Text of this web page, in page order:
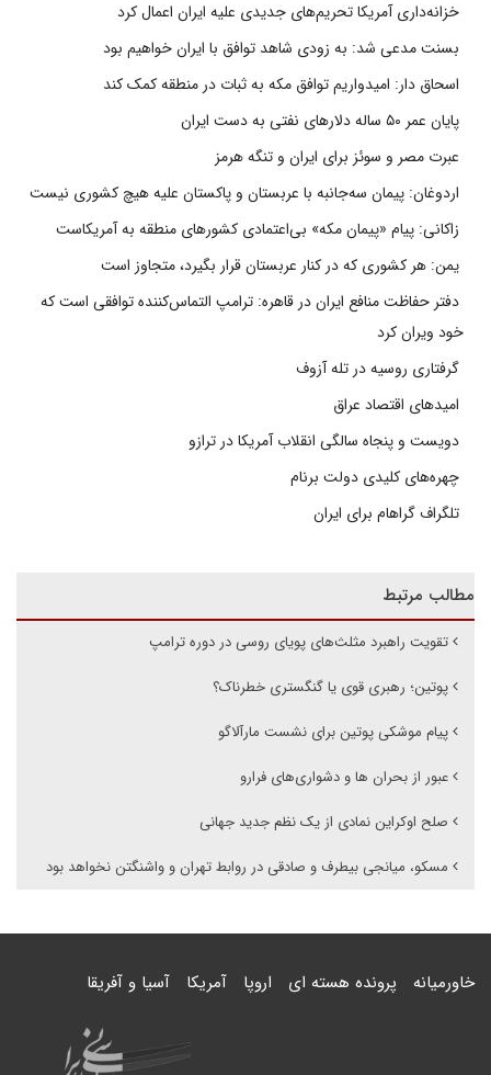
خزانه‌داری آمریکا تحریم‌های جدیدی علیه ایران اعمال کرد
بسنت مدعی شد: به زودی شاهد توافق با ایران خواهیم بود
اسحاق دار: امیدواریم توافق مکه به ثبات در منطقه کمک کند
پایان عمر ۵۰ ساله دلارهای نفتی به دست ایران
عبرت مصر و سوئز برای ایران و تنگه هرمز
اردوغان: پیمان سه‌جانبه با عربستان و پاکستان علیه هیچ کشوری نیست
زاکانی: پیام «پیمان مکه» بی‌اعتمادی کشورهای منطقه به آمریکاست
یمن: هر کشوری که در کنار عربستان قرار بگیرد، متجاوز است
دفتر حفاظت منافع ایران در قاهره: ترامپ التماس‌کننده توافقی است که
خود ویران کرد
گرفتاری روسیه در تله آزوف
امیدهای اقتصاد عراق
دویست و پنجاه سالگی انقلاب آمریکا در ترازو
چهره‌های کلیدی دولت برنام
تلگراف گراهام برای ایران
مطالب مرتبط
تقویت راهبرد مثلث‌های پویای روسی در دوره ترامپ
پوتین؛ رهبری قوی یا گنگستری خطرناک؟
پیام موشکی پوتین برای نشست مارآلاگو
عبور از بحران ها و دشواری‌های فرارو
صلح اوکراین نمادی از یک نظم جدید جهانی
مسکو، میانجی بیطرف و صادقی در روابط تهران و واشنگتن نخواهد بود
خاورمیانه پرونده هسته ای اروپا آمریکا آسیا و آفریقا